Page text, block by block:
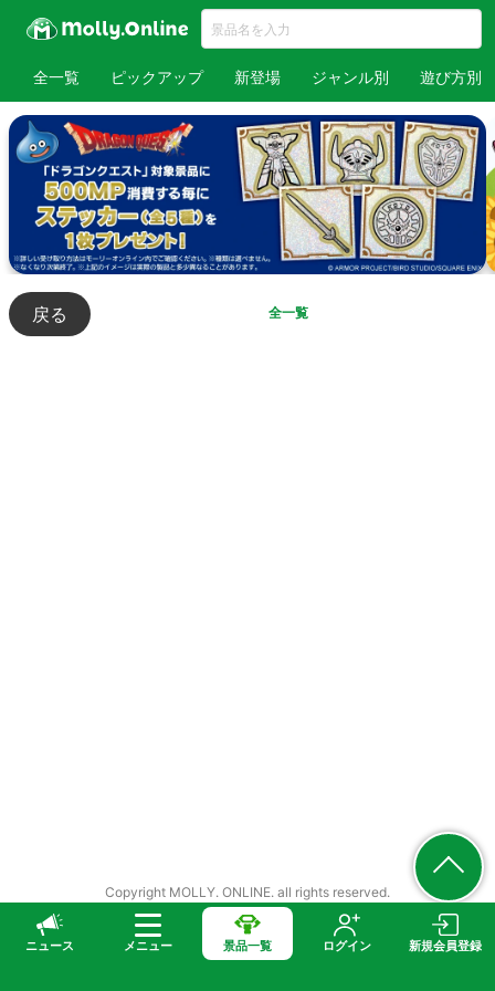
ニュース メニュー 景品一覧 ログイン 新規会員登録
全一覧 ピックアップ 新登場 ジャンル別 遊び方別
戻る 全一覧
Copyright MOLLY. ONLINE. all rights reserved.